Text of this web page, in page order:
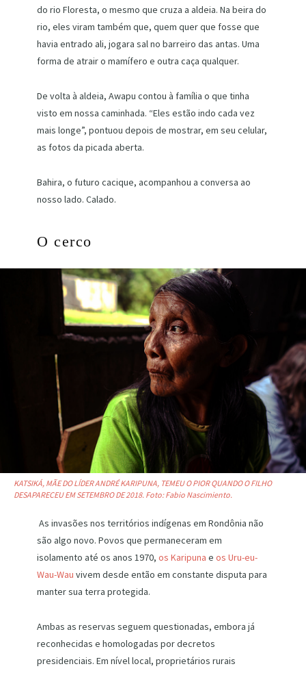
do rio Floresta, o mesmo que cruza a aldeia. Na beira do
rio, eles viram também que, quem quer que fosse que
havia entrado ali, jogara sal no barreiro das antas. Uma
forma de atrair o mamífero e outra caça qualquer.
De volta à aldeia, Awapu contou à família o que tinha
visto em nossa caminhada. “Eles estão indo cada vez
mais longe”, pontuou depois de mostrar, em seu celular,
as fotos da picada aberta.
Bahira, o futuro cacique, acompanhou a conversa ao
nosso lado. Calado.
O cerco
KATSIKÁ, MÃE DO LÍDER ANDRÉ KARIPUNA, TEMEU O PIOR QUANDO O FILHO
DESAPARECEU EM SETEMBRO DE 2018. Foto: Fabio Nascimiento.
As invasões nos territórios indígenas em Rondônia não
são algo novo. Povos que permaneceram em
isolamento até os anos 1970, os Karipuna e os Uru-eu-
Wau-Wau vivem desde então em constante disputa para
manter sua terra protegida.
Ambas as reservas seguem questionadas, embora já
reconhecidas e homologadas por decretos
presidenciais. Em nível local, proprietários rurais